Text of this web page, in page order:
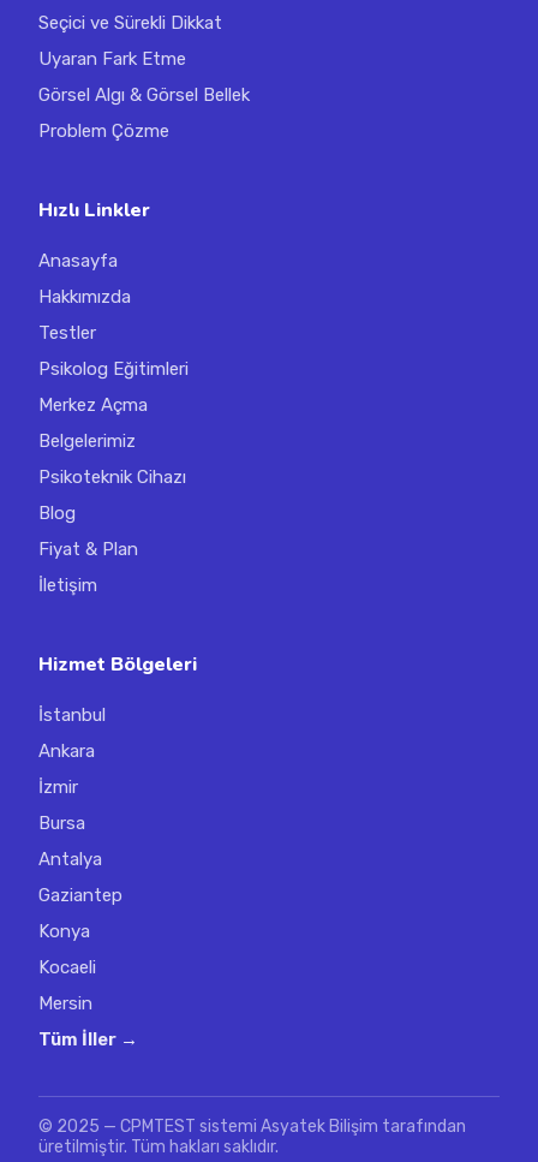
Seçici ve Sürekli Dikkat
Uyaran Fark Etme
Görsel Algı & Görsel Bellek
Problem Çözme
Hızlı Linkler
Anasayfa
Hakkımızda
Testler
Psikolog Eğitimleri
Merkez Açma
Belgelerimiz
Psikoteknik Cihazı
Blog
Fiyat & Plan
İletişim
Hizmet Bölgeleri
İstanbul
Ankara
İzmir
Bursa
Antalya
Gaziantep
Konya
Kocaeli
Mersin
Tüm İller →
© 2025 — CPMTEST sistemi Asyatek Bilişim tarafından
üretilmiştir. Tüm hakları saklıdır.